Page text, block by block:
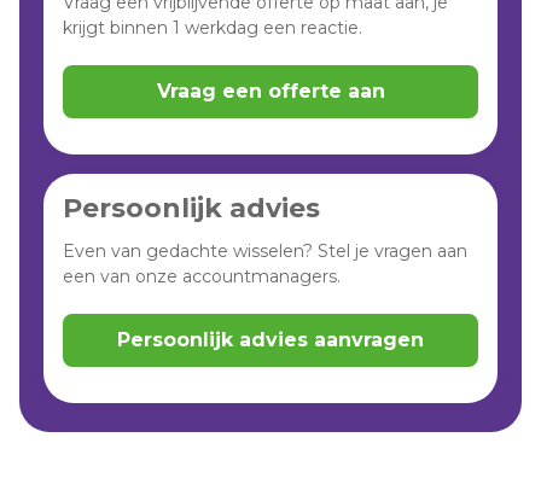
krijgt binnen 1 werkdag een reactie.
Vraag een offerte aan
Persoonlijk advies
Even van gedachte wisselen? Stel je vragen aan
een van onze accountmanagers.
Persoonlijk advies aanvragen